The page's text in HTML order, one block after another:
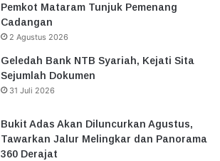
Pemkot Mataram Tunjuk Pemenang
Cadangan
2 Agustus 2026
Geledah Bank NTB Syariah, Kejati Sita
Sejumlah Dokumen
31 Juli 2026
Bukit Adas Akan Diluncurkan Agustus,
Tawarkan Jalur Melingkar dan Panorama
360 Derajat